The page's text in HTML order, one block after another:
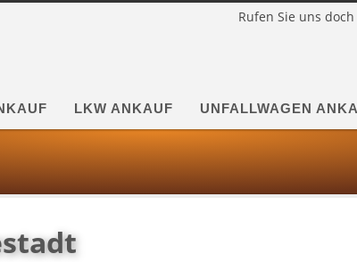
Rufen Sie uns
LKW ANKAUF UNFALLWAGEN